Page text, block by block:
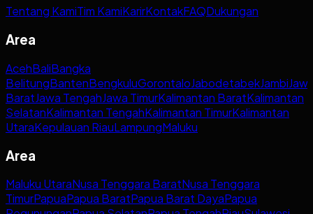
Tentang KamiTim KamiKarirKontakFAQDukungan
Area
AcehBaliBangka
BelitungBantenBengkuluGorontaloJabodetabekJambi
BaratJawa TengahJawa TimurKalimantan BaratKalimantan
SelatanKalimantan TengahKalimantan TimurKalimantan
UtaraKepulauan RiauLampungMaluku
Area
Maluku UtaraNusa Tenggara BaratNusa Tenggara
TimurPapuaPapua BaratPapua Barat DayaPapua